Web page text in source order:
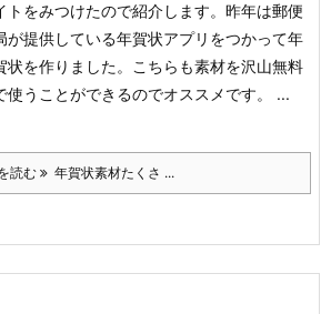
トをみつけたので紹介します。 昨年は郵便
が提供している年賀状アプリをつかって年
状を作りました。
こちらも素材を沢山無料
使うことができるのでオススメです。
...
読む 年賀状素材たくさ ...